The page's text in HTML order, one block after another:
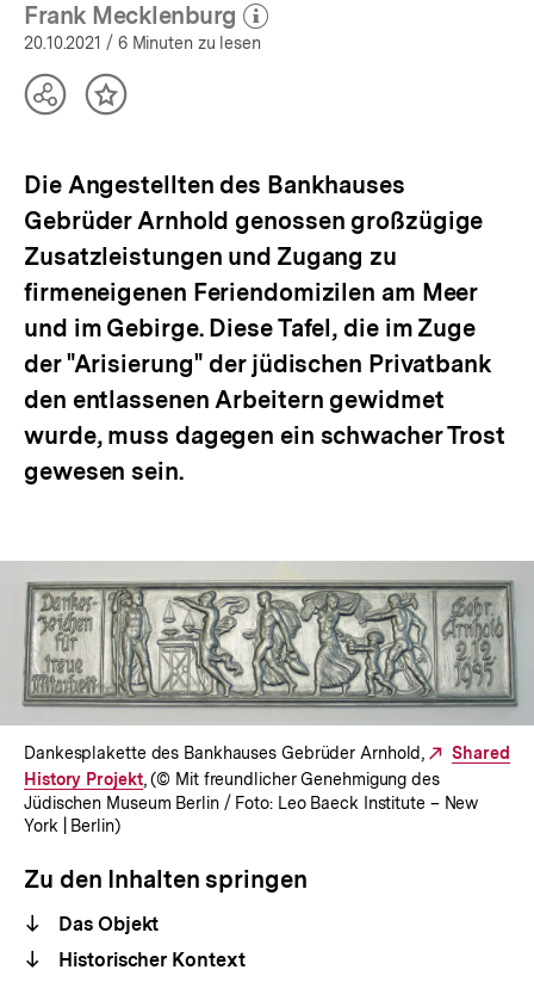
öffnen
Frank Mecklenburg
(Mehr zum Autor)
öffnen
20.10.2021 / 6 Minuten zu lesen
TeilenInhalt
Die Angestellten des Bankhauses
Gebrüder Arnhold genossen großzügige
Zusatzleistungen und Zugang zu
firmeneigenen Feriendomizilen am Meer
und im Gebirge. Diese Tafel, die im Zuge
der "Arisierung" der jüdischen Privatbank
den entlassenen Arbeitern gewidmet
wurde, muss dagegen ein schwacher Trost
gewesen sein.
Dankesplakette des Bankhauses Gebrüder Arnhold,
Externer
Shared
History Projekt, (© Mit freundlicher Genehmigung des
Jüdischen Museum Berlin / Foto: Leo Baeck Institute – New
York | Berlin)
Zu den Inhalten springen
Das Objekt
Historischer Kontext